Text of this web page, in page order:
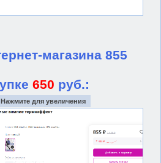
магазина 855
650 руб.:
для увеличения